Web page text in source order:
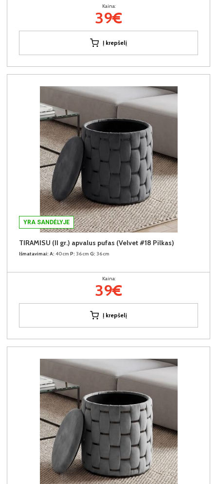
Kaina:
39€
Į krepšelį
YRA SANDĖLYJE
TIRAMISU (II gr.) apvalus pufas (Velvet #18 Pilkas)
Išmatavimai: A: 40cm P: 36cm G: 36cm
Kaina:
39€
Į krepšelį